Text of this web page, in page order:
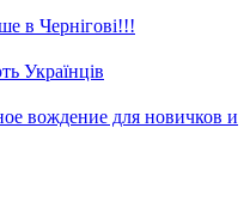
в Чернігові!!!
Українців
вождение для новичков и